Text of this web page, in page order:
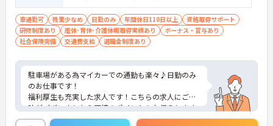
介護福祉士の場合実務経験5年以上 ■普通自
動車免許必須（AT限定可）
車通勤可 残業少なめ 日勤のみ 年間休日110日以上
資格取得サポート
研修制度あり
産休･育休･介護休暇取得実績あり
ボーナス・賞与あり
社会保険完備
交通費支給 退職金制度あり
駐車場がある為マイカーでの通勤も楽々♪日勤のみ
のお仕事です！
福利厚生も充実した求人です！こちらの求人にご興
味がございましたら面接のポイントもお伝えします
ので是非ご応募お待ちしております。